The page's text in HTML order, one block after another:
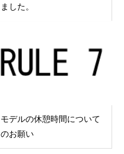
ました。
モデルの休憩時間について
のお願い